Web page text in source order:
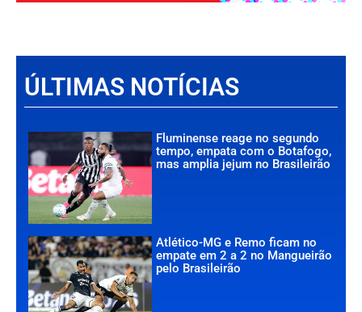
ÚLTIMAS NOTÍCIAS
Fluminense reage no segundo
tempo, empata com o Botafogo,
mas amplia jejum no Brasileirão
Atlético-MG e Remo ficam no
empate em 2 a 2 no Mangueirão
pelo Brasileirão